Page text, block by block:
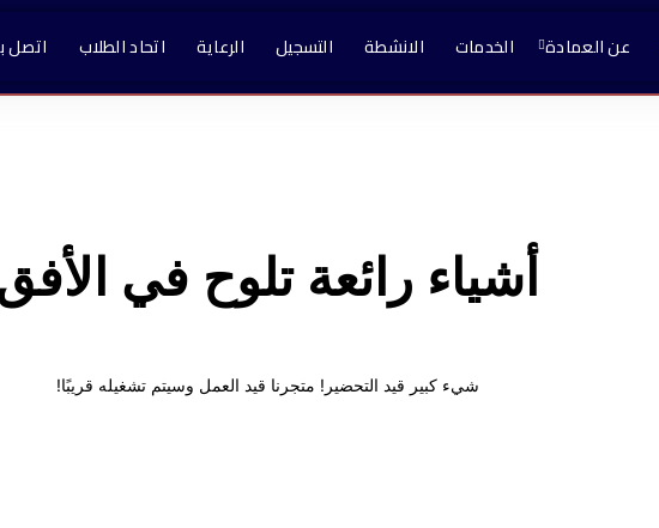
عن العمادة الخدمات الانشطة التسجيل الرعاية اتحاد الطلاب اتصل
أشياء رائعة تلوح في
شيء كبير قيد التحضير! متجرنا قيد العمل وسيتم تشغيله قريبًا!